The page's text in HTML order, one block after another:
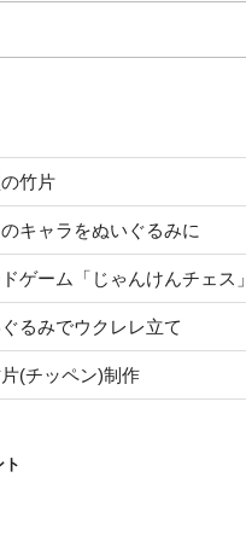
竹片
キャラをぬいぐるみに
ゲーム「じゃんけんチェス」
るみでウクレレ立て
(チッペン)制作